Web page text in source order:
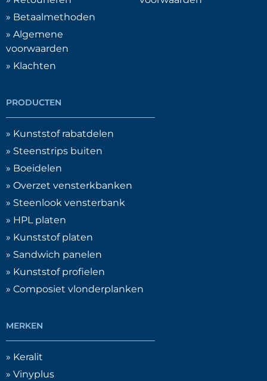
» Betaalmethoden
» Algemene
voorwaarden
» Klachten
PRODUCTEN
» Kunststof rabatdelen
» Steenstrips buiten
» Boeidelen
» Overzet vensterkbanken
» Steenlook vensterbank
» HPL platen
» Kunststof platen
» Sandwich panelen
» Kunststof profielen
» Composiet vlonderplanken
MERKEN
» Keralit
» Vinyplus